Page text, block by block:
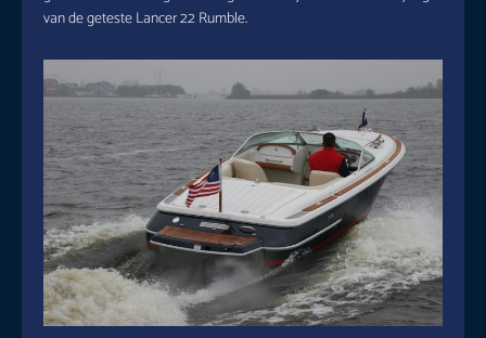
van de geteste Lancer 22 Rumble.